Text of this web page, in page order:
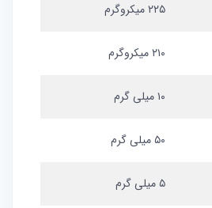
۲۲۵ میکروگرم
۲۱۰ میکروگرم
۱۰ میلی گرم
۵۰ میلی گرم
۵ میلی گرم